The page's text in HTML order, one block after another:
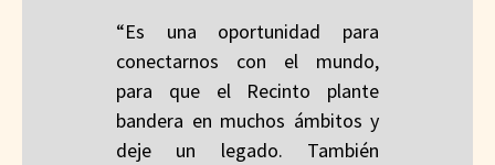
“Es una oportunidad para
conectarnos con el mundo,
para que el Recinto plante
bandera en muchos ámbitos y
deje un legado. También